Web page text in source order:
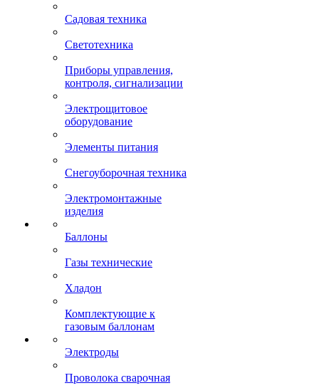
Садовая техника
Светотехника
Приборы управления,
контроля, сигнализации
Электрощитовое
оборудование
Элементы питания
Снегоуборочная техника
Электромонтажные
изделия
Баллоны
Газы технические
Хладон
Комплектующие к
газовым баллонам
Электроды
Проволока сварочная